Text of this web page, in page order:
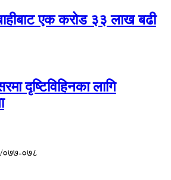
एक करोड ३३ लाख बढी
दृष्टिविहिनका लागि
०७७-०७८